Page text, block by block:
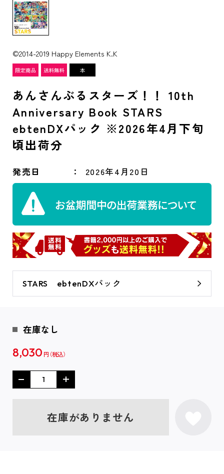
©2014-2019 Happy Elements K.K
あんさんぶるスターズ！！ 10th
Anniversary Book STARS
ebtenDXパック ※2026年4月下旬
頃出荷分
発売日 2026年4月20日
STARS ebtenDXパック
在庫なし
8,030 円
在庫がありません